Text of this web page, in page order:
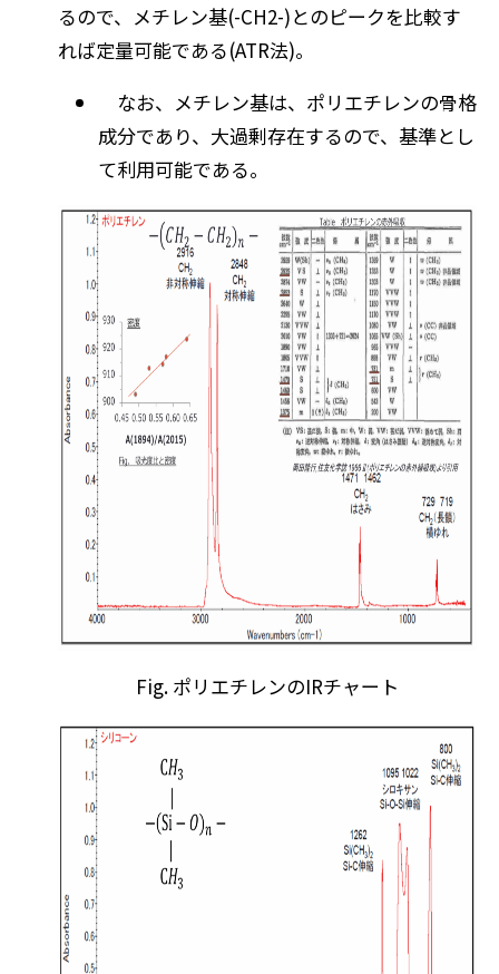
るので、メチレン基(-CH2-)とのピークを比較す
れば定量可能である(ATR法)。
なお、メチレン基は、ポリエチレンの骨格
成分であり、大過剰存在するので、基準とし
て利用可能である。
Fig. ポリエチレンのIRチャート